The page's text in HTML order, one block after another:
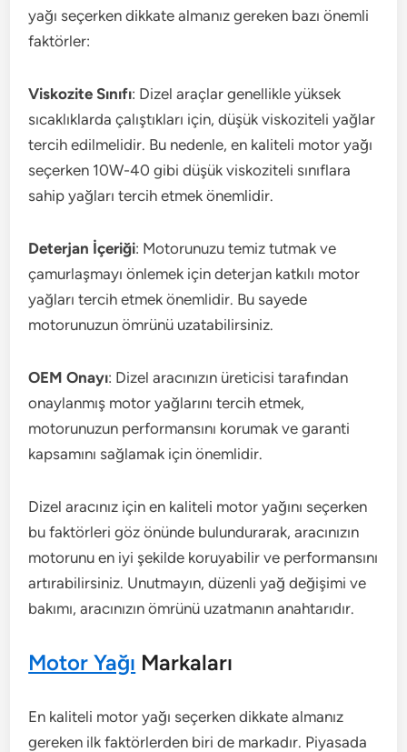
yağı seçerken dikkate almanız gereken bazı önemli
faktörler:
Viskozite Sınıfı: Dizel araçlar genellikle yüksek
sıcaklıklarda çalıştıkları için, düşük viskoziteli yağlar
tercih edilmelidir. Bu nedenle, en kaliteli motor yağı
seçerken 10W-40 gibi düşük viskoziteli sınıflara
sahip yağları tercih etmek önemlidir.
Deterjan İçeriği: Motorunuzu temiz tutmak ve
çamurlaşmayı önlemek için deterjan katkılı motor
yağları tercih etmek önemlidir. Bu sayede
motorunuzun ömrünü uzatabilirsiniz.
OEM Onayı: Dizel aracınızın üreticisi tarafından
onaylanmış motor yağlarını tercih etmek,
motorunuzun performansını korumak ve garanti
kapsamını sağlamak için önemlidir.
Dizel aracınız için en kaliteli motor yağını seçerken
bu faktörleri göz önünde bulundurarak, aracınızın
motorunu en iyi şekilde koruyabilir ve performansını
artırabilirsiniz. Unutmayın, düzenli yağ değişimi ve
bakımı, aracınızın ömrünü uzatmanın anahtarıdır.
Motor Yağı Markaları
En kaliteli motor yağı seçerken dikkate almanız
gereken ilk faktörlerden biri de markadır. Piyasada